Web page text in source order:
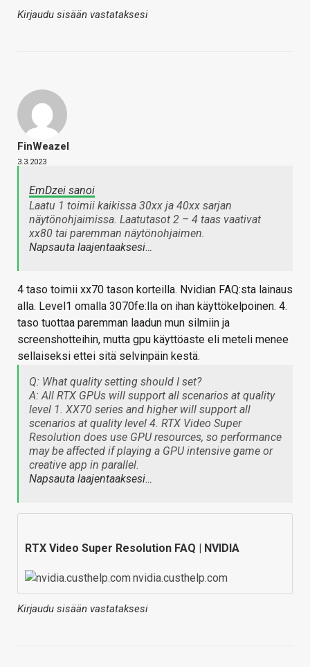
Kirjaudu sisään vastataksesi
FinWeazel
3.3.2023
EmDzei sanoi
Laatu 1 toimii kaikissa 30xx ja 40xx sarjan
näytönohjaimissa. Laatutasot 2 – 4 taas vaativat
xx80 tai paremman näytönohjaimen.
Napsauta laajentaaksesi…
4 taso toimii xx70 tason korteilla. Nvidian FAQ:sta lainaus
alla. Level1 omalla 3070fe:lla on ihan käyttökelpoinen. 4.
taso tuottaa paremman laadun mun silmiin ja
screenshotteihin, mutta gpu käyttöaste eli meteli menee
sellaiseksi ettei sitä selvinpäin kestä.
Q: What quality setting should I set?
A: All RTX GPUs will support all scenarios at quality
level 1. XX70 series and higher will support all
scenarios at quality level 4. RTX Video Super
Resolution does use GPU resources, so performance
may be affected if playing a GPU intensive game or
creative app in parallel.
Napsauta laajentaaksesi…
RTX Video Super Resolution FAQ | NVIDIA
nvidia.custhelp.com
Kirjaudu sisään vastataksesi